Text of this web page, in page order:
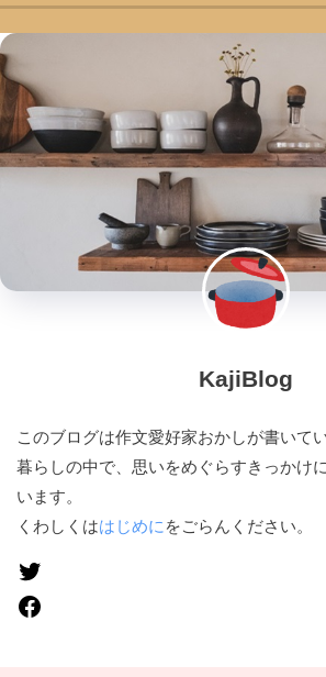
KajiBlog
このブログは作文愛好家おかしが書いてい
暮らしの中で、思いをめぐらすきっかけ
います。
くわしくははじめにをごらんください。